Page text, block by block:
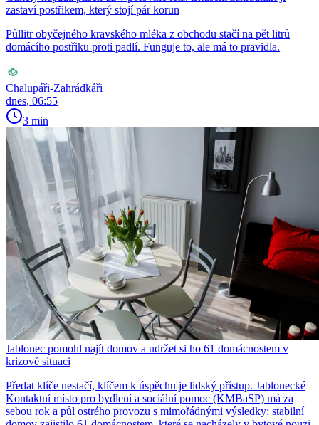
zastaví postřikem, který stojí pár korun
Půllitr obyčejného kravského mléka z obchodu stačí na pět litrů
domácího postřiku proti padlí. Funguje to, ale má to pravidla.
Chalupáři-Zahrádkáři
dnes, 06:55
3 min
Jablonec pomohl najít domov a udržet si ho 61 domácnostem v
krizové situaci
Předat klíče nestačí, klíčem k úspěchu je lidský přístup. Jablonecké
Kontaktní místo pro bydlení a sociální pomoc (KMBaSP) má za
sebou rok a půl ostrého provozu s mimořádnými výsledky: stabilní